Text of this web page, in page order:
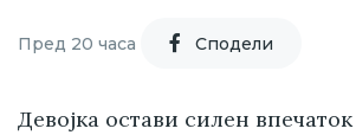
Пред 20 часа Cподели
Девојка остави силен